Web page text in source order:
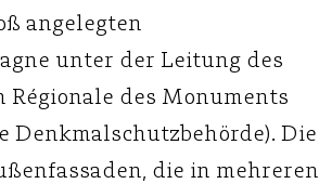
angelegten
unter der Leitung des
Régionale des Monuments
Denkmalschutzbehörde). Die
die in mehreren